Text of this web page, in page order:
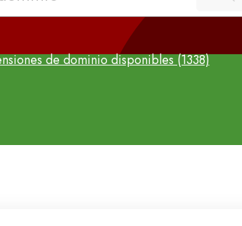
de dominio disponibles (1338)